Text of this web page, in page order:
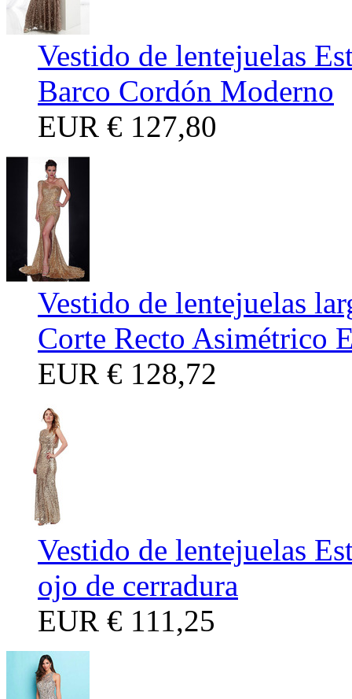
Vestido de lentejuelas
Barco Cordón Moderno
EUR € 127,80
Vestido de lentejuelas
Corte Recto Asimétrico
EUR € 128,72
Vestido de lentejuelas
ojo de cerradura
EUR € 111,25